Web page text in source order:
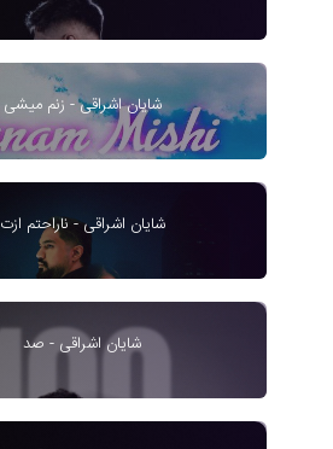
شایان اشراقی - زنم میشی
شایان اشراقی - ناراحتم ازت
شایان اشراقی - صد